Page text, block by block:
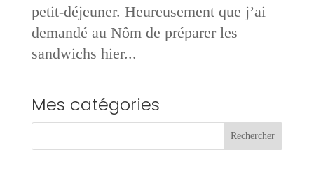
petit-déjeuner. Heureusement que j’ai
demandé au Nôm de préparer les
sandwichs hier...
Mes catégories